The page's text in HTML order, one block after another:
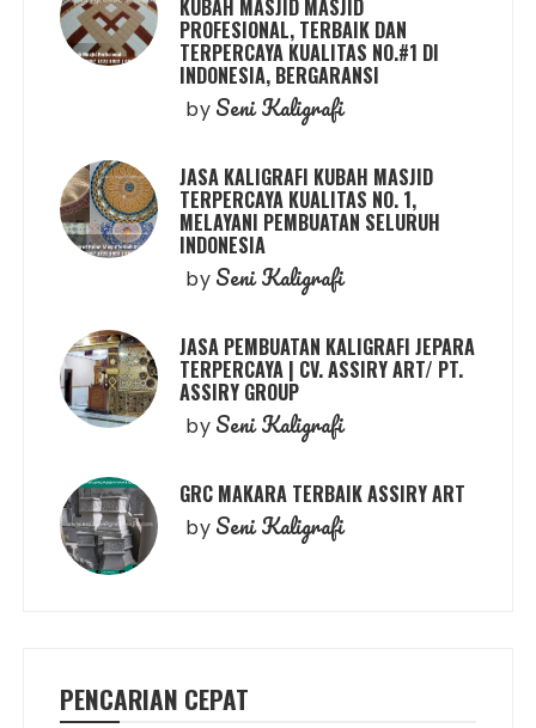
KUBAH MASJID MASJID
PROFESIONAL, TERBAIK DAN
TERPERCAYA KUALITAS NO.#1 DI
INDONESIA, BERGARANSI
by Seni Kaligrafi
JASA KALIGRAFI KUBAH MASJID
TERPERCAYA KUALITAS NO. 1,
MELAYANI PEMBUATAN SELURUH
INDONESIA
by Seni Kaligrafi
JASA PEMBUATAN KALIGRAFI JEPARA
TERPERCAYA | CV. ASSIRY ART/ PT.
ASSIRY GROUP
by Seni Kaligrafi
GRC MAKARA TERBAIK ASSIRY ART
by Seni Kaligrafi
PENCARIAN CEPAT